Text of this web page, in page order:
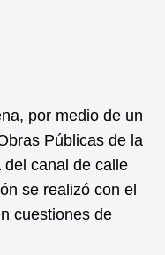
por medio de un
Públicas de la
canal de calle
se realizó con el
cuestiones de